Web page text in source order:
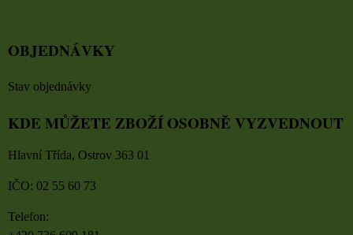
OBJEDNÁVKY
Stav objednávky
KDE MŮŽETE ZBOŽÍ OSOBNĚ VYZVEDNOUT
Hlavní Třída, Ostrov 363 01
IČO: 02 55 60 73
Telefon: